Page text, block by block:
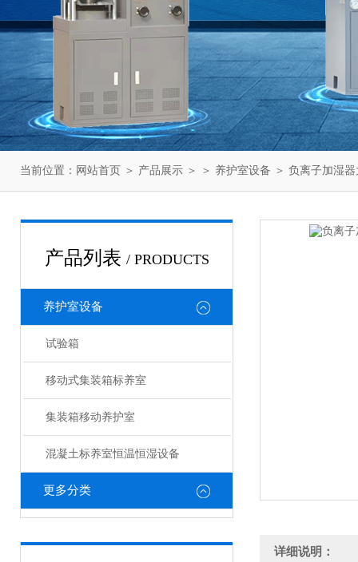
当前位置： 网站首页 ＞ 产品展示 ＞ ＞ 养护室设备 ＞ 负离子加湿
产品列表 / PRODUCTS
养护室设备
试验箱
移动式集装箱标养室
集装箱移动养护室
混凝土标养室恒温恒湿设备
更多分类
详细说明：